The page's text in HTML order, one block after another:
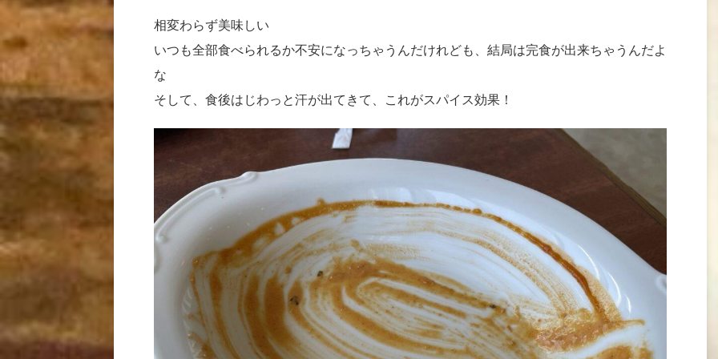
相変わらず美味しい
いつも全部食べられるか不安になっちゃうんだけれども、結局は完食が出来ちゃうんだよ
な
そして、食後はじわっと汗が出てきて、これがスパイス効果！